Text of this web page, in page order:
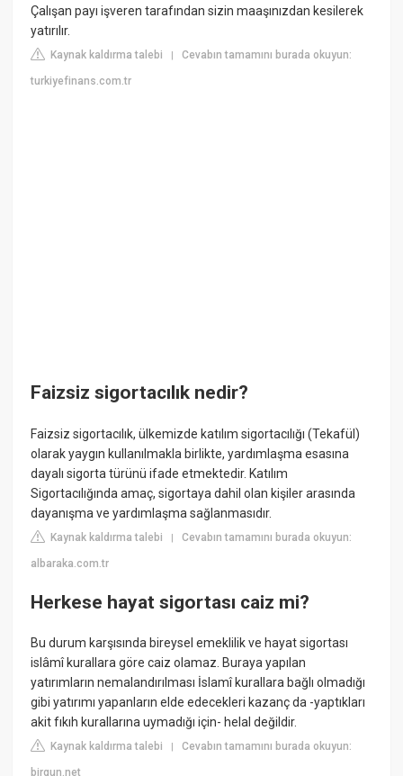
Çalışan payı işveren tarafından sizin maaşınızdan kesilerek
yatırılır.
Kaynak kaldırma talebi |Cevabın tamamını burada okuyun:
turkiyefinans.com.tr
Faizsiz sigortacılık nedir?
Faizsiz sigortacılık, ülkemizde katılım sigortacılığı (Tekafül)
olarak yaygın kullanılmakla birlikte, yardımlaşma esasına
dayalı sigorta türünü ifade etmektedir. Katılım
Sigortacılığında amaç, sigortaya dahil olan kişiler arasında
dayanışma ve yardımlaşma sağlanmasıdır.
Kaynak kaldırma talebi |Cevabın tamamını burada okuyun:
albaraka.com.tr
Herkese hayat sigortası caiz mi?
Bu durum karşısında bireysel emeklilik ve hayat sigortası
islâmî kurallara göre caiz olamaz. Buraya yapılan
yatırımların nemalandırılması İslamî kurallara bağlı olmadığı
gibi yatırımı yapanların elde edecekleri kazanç da -yaptıkları
akit fıkıh kurallarına uymadığı için- helal değildir.
Kaynak kaldırma talebi |Cevabın tamamını burada okuyun:
birgun.net